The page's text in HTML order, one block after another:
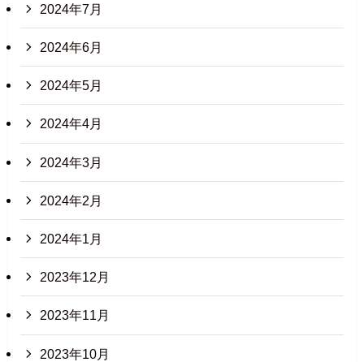
2024年7月
2024年6月
2024年5月
2024年4月
2024年3月
2024年2月
2024年1月
2023年12月
2023年11月
2023年10月